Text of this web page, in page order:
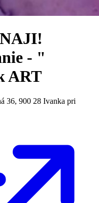
- "
ART
36, 900 28 Ivanka pri